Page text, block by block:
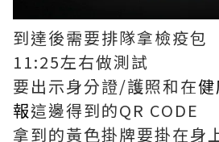
到達後需要排隊拿檢疫包
11:25左右做測試
要出示身分證/護照和在
報這邊得到的QR CODE
拿到的黃色掛牌要掛在身